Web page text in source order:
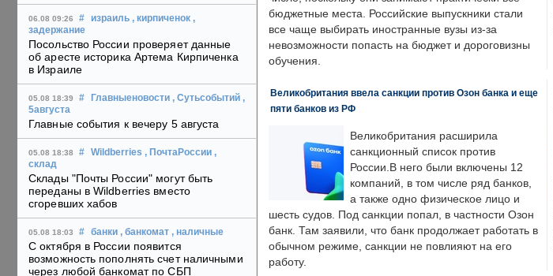
06.08 09:26 # израиль , кирпиченок ,
задержание
Посольство России проверяет данные
об аресте историка Артема Кирпиченка
в Израиле
05.08 18:39 # Главныеновости , Сутьсобытий ,
5августа
Главные события к вечеру 5 августа
05.08 18:38 # Wildberries , ПочтаРоссии ,
склад
Склады "Почты России" могут быть
переданы в Wildberries вместо
сгоревших хабов
05.08 18:03 # банки , банкомат , наличные
С октября в России появится
возможность пополнять счет наличными
через любой банкомат по СБП
бюджетные места. Российские выпускники стали
все чаще выбирать иностранные вузы из-за
невозможности попасть на бюджет и дороговизны
обучения.
Великобритания ввела санкции против Озон банка и еще
пяти банков из РФ
Великобритания расширила
санкционный список против
России.В него были включены 12
компаний, в том числе ряд банков,
а также одно физическое лицо и
шесть судов. Под санкции попал, в частности Озон
банк. Там заявили, что банк продолжает работать в
обычном режиме, санкции не повлияют на его
работу.